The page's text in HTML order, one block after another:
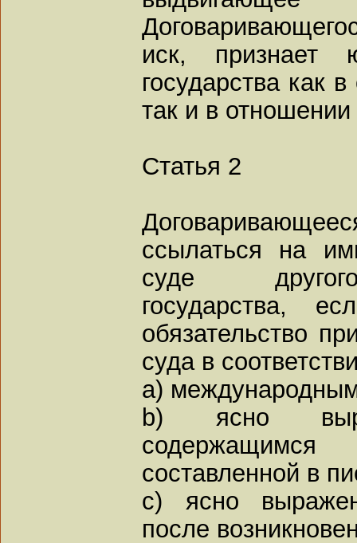
иск, признает
государства как
так и в отношении
Статья 2
ссылаться на
суде
государства,
обязательство
суда в
a)
b) ясно
составленной в
c) ясно
после